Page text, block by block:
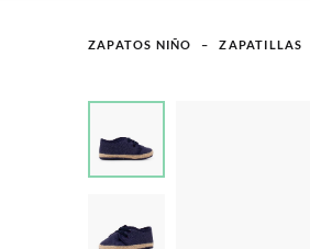
ZAPATOS NIÑO ZAPATILLAS